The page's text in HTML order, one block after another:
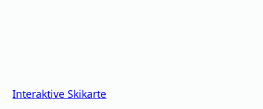
Interaktive Skikarte